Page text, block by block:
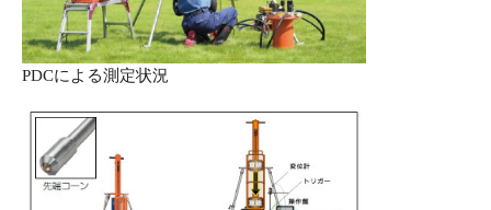
PDCによる測定状況